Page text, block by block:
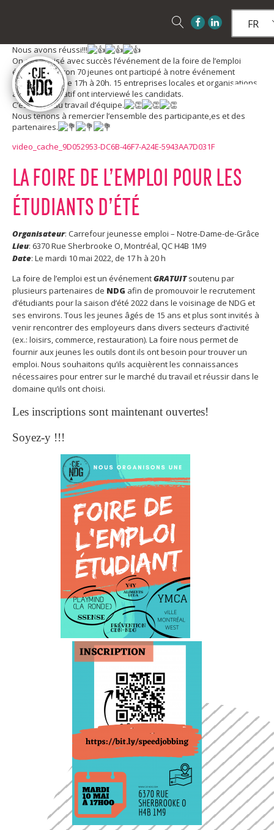
FR
Nous avons réussi!!!
On a organisé avec succès l’événement de la foire de l’emploi
étudiant. Environ 70 jeunes ont participé à notre événement
d’aujourd’hui de 17h à 20h. 15 entreprises locales et organisations
à but non lucratif ont interviewé les candidats.
C’est un beau travail d’équipe.
Nous tenons à remercier l’ensemble des participante,es et des
partenaires.
video_cache_9D052953-DC6B-46F7-A24E-5943AA7D031F
LA FOIRE DE L’EMPLOI POUR LES
ÉTUDIANTS D’ÉTÉ
Organisateur: Carrefour jeunesse emploi – Notre-Dame-de-Grâce
Lieu: 6370 Rue Sherbrooke O, Montréal, QC H4B 1M9
Date: Le mardi 10 mai 2022, de 17 h à 20 h
La foire de l’emploi estun événementGRATUITsoutenu par
plusieurs partenaires de NDG afin de promouvoir le recrutement
d’étudiants pour la saison d’été 2022 dans le voisinage de NDG et
ses environs. Tous les jeunes âgés de 15 ans et plus sont invités à
venir rencontrer des employeurs dans divers secteurs d’activité
(ex.: loisirs, commerce, restauration). La foire nous permet de
fournir aux jeunes les outils dont ils ont besoin pour trouver un
emploi. Nous souhaitons qu’ils acquièrent les connaissances
nécessaires pour entrer sur le marché du travail et réussir dans le
domaine qu’ils ont choisi.
Les inscriptions sont maintenant ouvertes!
Soyez-y !!!